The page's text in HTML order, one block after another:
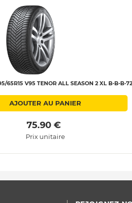
65R15 V95 TENOR ALL SEASON 2 XL B-B-B-72
AJOUTER AU PANIER
75.90 €
Prix unitaire